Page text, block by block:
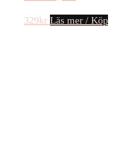
329kr Läs mer / Köp